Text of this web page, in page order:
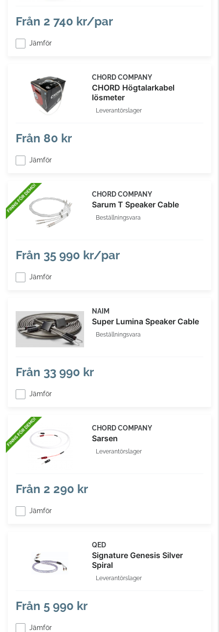
Från 2 740 kr/par
Jämför
CHORD COMPANY
CHORD Högtalarkabel
lösmeter
Leverantörslager
Från 80 kr
Jämför
CHORD COMPANY
Sarum T Speaker Cable
Beställningsvara
Från 35 990 kr/par
Jämför
NAIM
Super Lumina Speaker Cable
Beställningsvara
Från 33 990 kr
Jämför
CHORD COMPANY
Sarsen
Leverantörslager
Från 2 290 kr
Jämför
QED
Signature Genesis Silver
Spiral
Leverantörslager
Från 5 990 kr
Jämför